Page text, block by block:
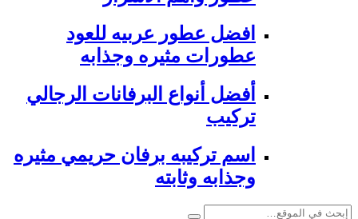
افضل عطور عربيه للعود
عطورات مثيره وجذابه
أفضل أنواع البرفانات الرجالي
تركيب
اسم تركيبه برفان حريمي مثيره
وجذابه وثابته